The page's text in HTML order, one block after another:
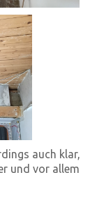
auch klar,
und vor allem